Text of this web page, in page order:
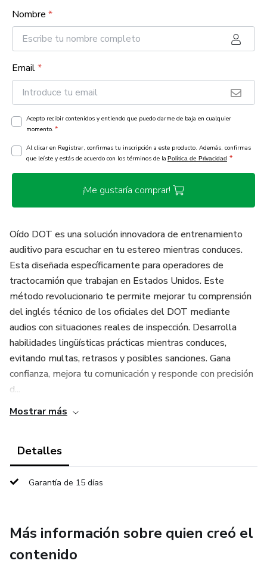
Nombre *
Email*
Acepto recibir contenidos y entiendo que puedo darme de baja en cualquier
momento. *
Al clicar en Registrar, confirmas tu inscripción a este producto. Además, confirmas
que leíste y estás de acuerdo con los términos de la Política de Privacidad *
¡Me gustaría comprar!
Oído DOT es una solución innovadora de entrenamiento
auditivo para escuchar en tu estereo mientras conduces.
Esta diseñada específicamente para operadores de
tractocamión que trabajan en Estados Unidos. Este
método revolucionario te permite mejorar tu comprensión
del inglés técnico de los oficiales del DOT mediante
audios con situaciones reales de inspección. Desarrolla
habilidades lingüísticas prácticas mientras conduces,
evitando multas, retrasos y posibles sanciones. Gana
confianza, mejora tu comunicación y responde con precisión
d...
Mostrar más
Detalles
Garantía de 15 días
Más información sobre quien creó el
contenido